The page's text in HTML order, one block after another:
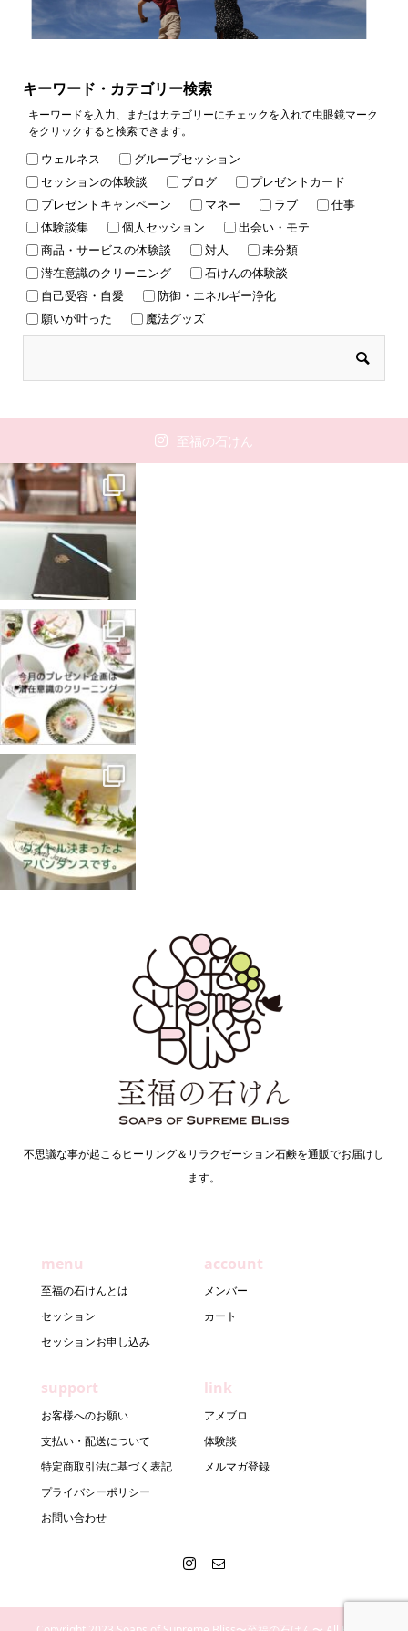
キーワード・カテゴリー検索
キーワードを入力、またはカテゴリーにチェックを入れて虫眼鏡マーク
をクリックすると検索できます。
ウェルネス
グループセッション
セッションの体験談
ブログ
プレゼントカード
プレゼントキャンペーン
マネー ラブ
仕事
体験談集
個人セッション
出会い・モテ
商品・サービスの体験談
対人
未分類
潜在意識のクリーニング
石けんの体験談
自己受容・自愛
防御・エネルギー浄化
願いが叶った
魔法グッズ
至福の石けん
不思議な事が起こるヒーリング＆リラクゼーション石鹸を通販でお届けし
ます。
menu
至福の石けんとは
セッション
セッションお申し込み
account
メンバー
カート
support
お客様へのお願い
支払い・配送について
特定商取引法に基づく表記
プライバシーポリシー
お問い合わせ
link
アメブロ
体験談
メルマガ登録